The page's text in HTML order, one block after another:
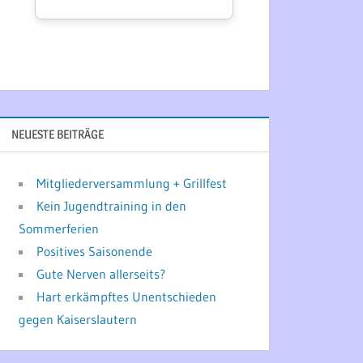
NEUESTE BEITRÄGE
Mitgliederversammlung + Grillfest
Kein Jugendtraining in den
Sommerferien
Positives Saisonende
Gute Nerven allerseits?
Hart erkämpftes Unentschieden
gegen Kaiserslautern